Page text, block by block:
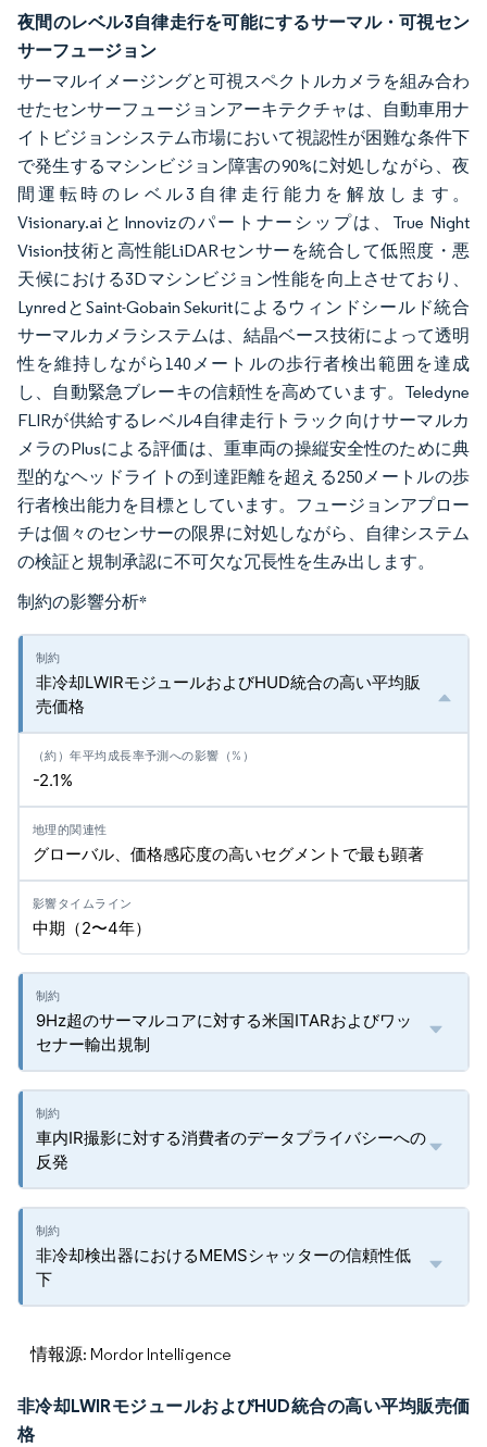
夜間のレベル3自律走行を可能にするサーマル・可視セン
サーフュージョン
サーマルイメージングと可視スペクトルカメラを組み合わ
せたセンサーフュージョンアーキテクチャは、自動車用ナ
イトビジョンシステム市場において視認性が困難な条件下
で発生するマシンビジョン障害の90%に対処しながら、夜
間運転時のレベル3自律走行能力を解放します。
Visionary.aiとInnovizのパートナーシップは、True Night
Vision技術と高性能LiDARセンサーを統合して低照度・悪
天候における3Dマシンビジョン性能を向上させており、
LynredとSaint-Gobain Sekuritによるウィンドシールド統合
サーマルカメラシステムは、結晶ベース技術によって透明
性を維持しながら140メートルの歩行者検出範囲を達成
し、自動緊急ブレーキの信頼性を高めています。Teledyne
FLIRが供給するレベル4自律走行トラック向けサーマルカ
メラのPlusによる評価は、重車両の操縦安全性のために典
型的なヘッドライトの到達距離を超える250メートルの歩
行者検出能力を目標としています。フュージョンアプロー
チは個々のセンサーの限界に対処しながら、自律システム
の検証と規制承認に不可欠な冗長性を生み出します。
制約の影響分析*
非冷却LWIRモジュールおよびHUD統合の高い平均販
売価格
-2.1%
グローバル、価格感応度の高いセグメントで最も顕著
中期（2〜4年）
9Hz超のサーマルコアに対する米国ITARおよびワッ
セナー輸出規制
車内IR撮影に対する消費者のデータプライバシーへの
反発
非冷却検出器におけるMEMSシャッターの信頼性低
下
情報源: Mordor Intelligence
非冷却LWIRモジュールおよびHUD統合の高い平均販売価
格